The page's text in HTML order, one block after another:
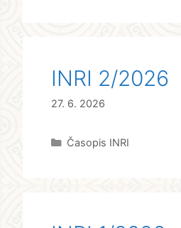
INRI 2/2026
27. 6. 2026
Rubriky
Časopis INRI